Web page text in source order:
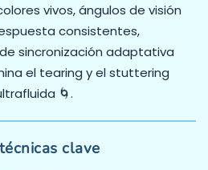
vivos, ángulos de visión
consistentes,
sincronización adaptativa
el tearing y el stuttering
🌀.
clave